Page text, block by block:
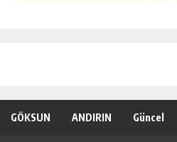
GÖKSUN ANDIRIN Güncel